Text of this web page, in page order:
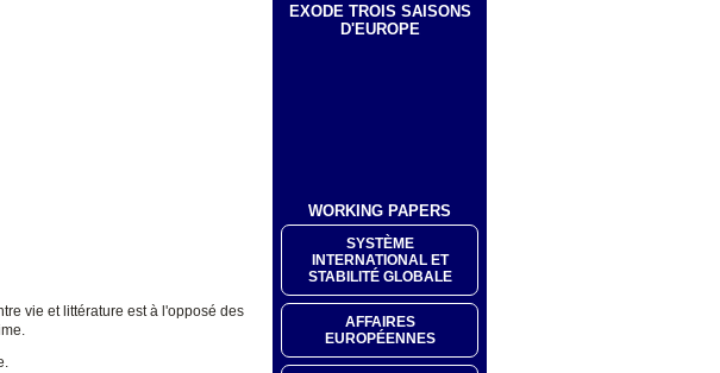
vie et littérature est à l'opposé des
EXODE TROIS SAISONS
D'EUROPE
WORKING PAPERS
SYSTÈME
INTERNATIONAL ET
STABILITÉ GLOBALE
AFFAIRES
EUROPÉENNES